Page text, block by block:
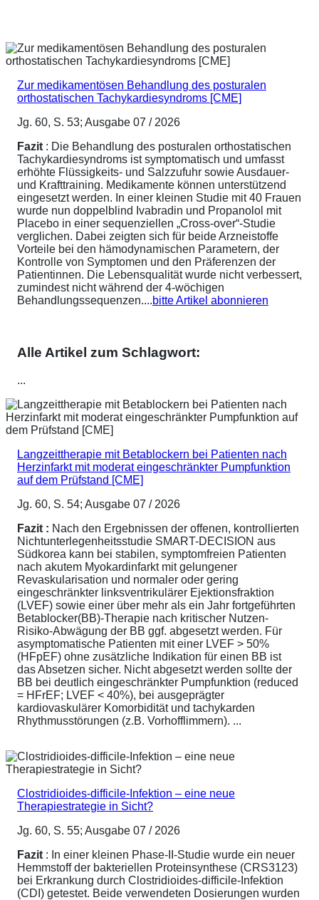
Zur medikamentösen Behandlung des posturalen
orthostatischen Tachykardiesyndroms [CME]
Jg. 60, S. 53; Ausgabe 07 / 2026
Fazit : Die Behandlung des posturalen orthostatischen
Tachykardiesyndroms ist symptomatisch und umfasst
erhöhte Flüssigkeits- und Salzzufuhr sowie Ausdauer-
und Krafttraining. Medikamente können unterstützend
eingesetzt werden. In einer kleinen Studie mit 40 Frauen
wurde nun doppelblind Ivabradin und Propanolol mit
Placebo in einer sequenziellen „Cross-over“-Studie
verglichen. Dabei zeigten sich für beide Arzneistoffe
Vorteile bei den hämodynamischen Parametern, der
Kontrolle von Symptomen und den Präferenzen der
Patientinnen. Die Lebensqualität wurde nicht verbessert,
zumindest nicht während der 4-wöchigen
Behandlungssequenzen....bitte Artikel abonnieren
Alle Artikel zum Schlagwort:
...
Langzeittherapie mit Betablockern bei Patienten nach
Herzinfarkt mit moderat eingeschränkter Pumpfunktion
auf dem Prüfstand [CME]
Jg. 60, S. 54; Ausgabe 07 / 2026
Fazit : Nach den Ergebnissen der offenen, kontrollierten
Nichtunterlegenheitsstudie SMART-DECISION aus
Südkorea kann bei stabilen, symptomfreien Patienten
nach akutem Myokardinfarkt mit gelungener
Revaskularisation und normaler oder gering
eingeschränkter linksventrikulärer Ejektionsfraktion
(LVEF) sowie einer über mehr als ein Jahr fortgeführten
Betablocker(BB)-Therapie nach kritischer Nutzen-
Risiko-Abwägung der BB ggf. abgesetzt werden. Für
asymptomatische Patienten mit einer LVEF > 50%
(HFpEF) ohne zusätzliche Indikation für einen BB ist
das Absetzen sicher. Nicht abgesetzt werden sollte der
BB bei deutlich eingeschränkter Pumpfunktion (reduced
= HFrEF; LVEF < 40%), bei ausgeprägter
kardiovaskulärer Komorbidität und tachykarden
Rhythmusstörungen (z.B. Vorhofflimmern). ...
Clostridioides-difficile-Infektion – eine neue
Therapiestrategie in Sicht?
Jg. 60, S. 55; Ausgabe 07 / 2026
Fazit : In einer kleinen Phase-II-Studie wurde ein neuer
Hemmstoff der bakteriellen Proteinsynthese (CRS3123)
bei Erkrankung durch Clostridioides-difficile-Infektion
(CDI) getestet. Beide verwendeten Dosierungen wurden